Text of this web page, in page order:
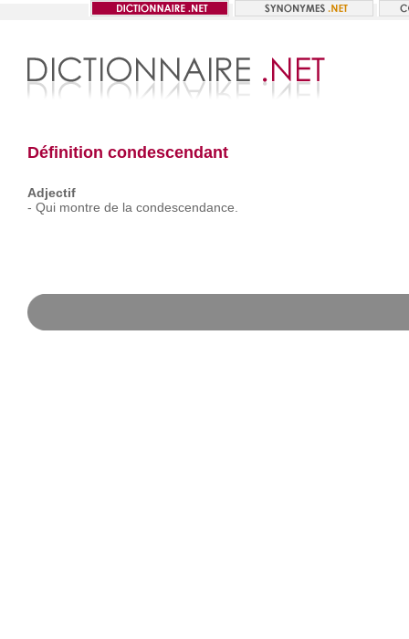
Définition condescendant
Adjectif
- Qui montre de la condescendance.